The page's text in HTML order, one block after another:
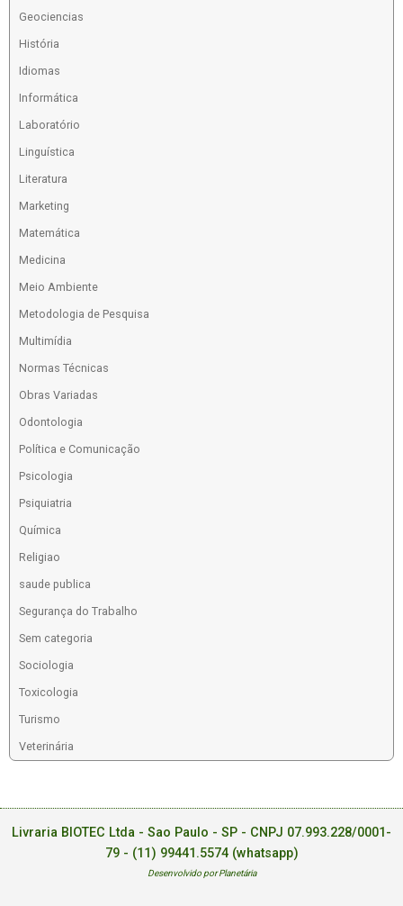
Geociencias
História
Idiomas
Informática
Laboratório
Linguística
Literatura
Marketing
Matemática
Medicina
Meio Ambiente
Metodologia de Pesquisa
Multimídia
Normas Técnicas
Obras Variadas
Odontologia
Política e Comunicação
Psicologia
Psiquiatria
Química
Religiao
saude publica
Segurança do Trabalho
Sem categoria
Sociologia
Toxicologia
Turismo
Veterinária
Livraria BIOTEC Ltda - Sao Paulo - SP - CNPJ 07.993.228/0001-
79 - (11) 99441.5574 (whatsapp)
Desenvolvido por Planetária